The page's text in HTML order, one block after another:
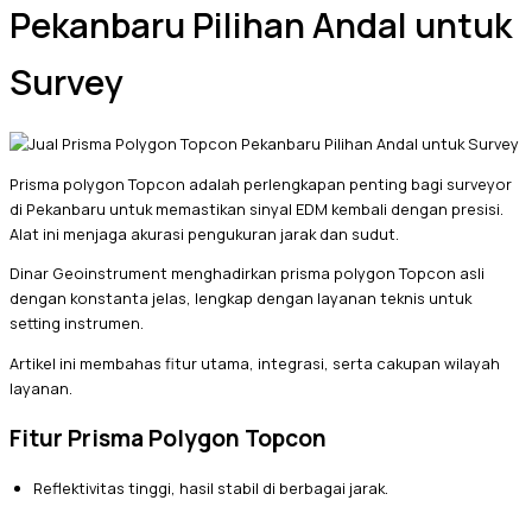
Pekanbaru Pilihan Andal untuk
Survey
Prisma polygon Topcon adalah perlengkapan penting bagi surveyor
di Pekanbaru untuk memastikan sinyal EDM kembali dengan presisi.
Alat ini menjaga akurasi pengukuran jarak dan sudut.
Dinar Geoinstrument menghadirkan prisma polygon Topcon asli
dengan konstanta jelas, lengkap dengan layanan teknis untuk
setting instrumen.
Artikel ini membahas fitur utama, integrasi, serta cakupan wilayah
layanan.
Fitur Prisma Polygon Topcon
Reflektivitas tinggi, hasil stabil di berbagai jarak.